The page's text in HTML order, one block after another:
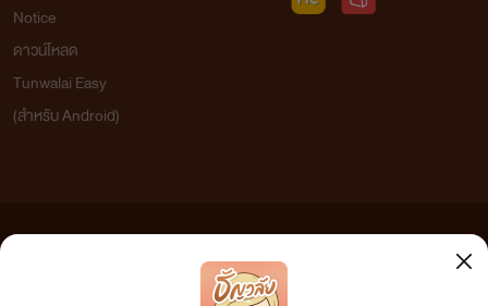
Notice
ดาวน์โหลด
Tunwalai Easy
(สำหรับ Android)
เว็บไซต์แห่งนี้ไม่ได้เห็นด้วยและไม่ขอรับผิดชอบต่อข้อความใดๆ ทั้งสิ้น ดังนั้นผู้อ่านทุกท่านโปรดใช้
วิจารณญาณในการกลั่นกรองด้วยตนเอง และหากท่านพบข้อความใดๆ ที่ขัดต่อกฎหมายและศีลธรรม